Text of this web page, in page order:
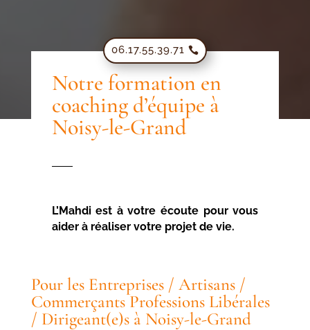
06.17.55.39.71
Notre formation en
coaching d’équipe à
Noisy-le-Grand
L’Mahdi est à votre écoute pour vous
aider à réaliser votre projet de vie.
Pour les Entreprises / Artisans /
Commerçants Professions Libérales
/ Dirigeant(e)s à Noisy-le-Grand